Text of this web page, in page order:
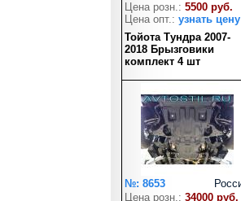
Цена розн.: 5500 руб.
Цена опт.: узнать цену
Тойота Тундра 2007-
2018 Брызговики
комплект 4 шт
№: 8653
Цена розн.: 34000 руб.